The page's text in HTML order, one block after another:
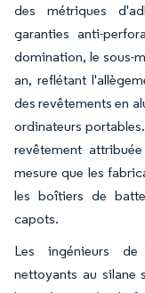
des métriques
garanties anti-
domination, le sous-
an, reflétant
des revêtements en
ordinateurs
revêtement
mesure que les
les boîtiers de
capots.
Les ingénieurs
nettoyants au silane